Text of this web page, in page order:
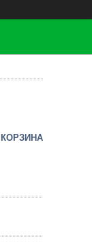
КОРЗИНА